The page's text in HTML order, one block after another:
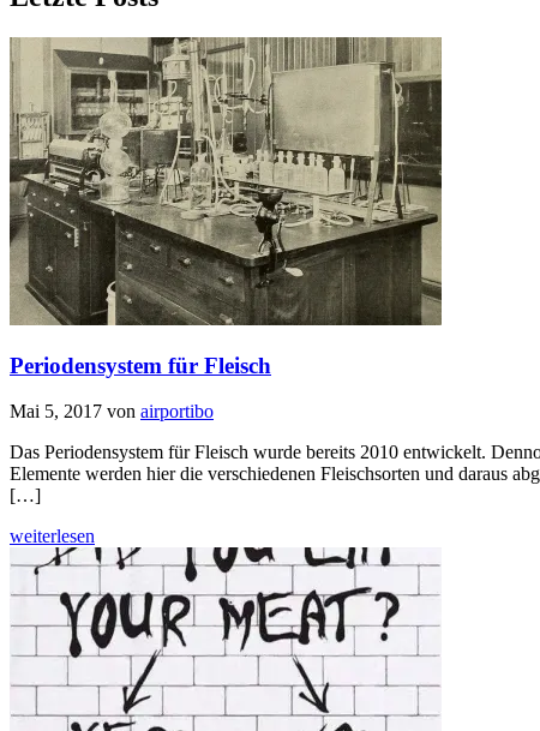
Periodensystem für Fleisch
Mai 5, 2017 von airportibo
Das Periodensystem für Fleisch wurde bereits 2010 entwickelt.
Elemente werden hier die verschiedenen Fleischsorten und daraus
[…]
weiterlesen